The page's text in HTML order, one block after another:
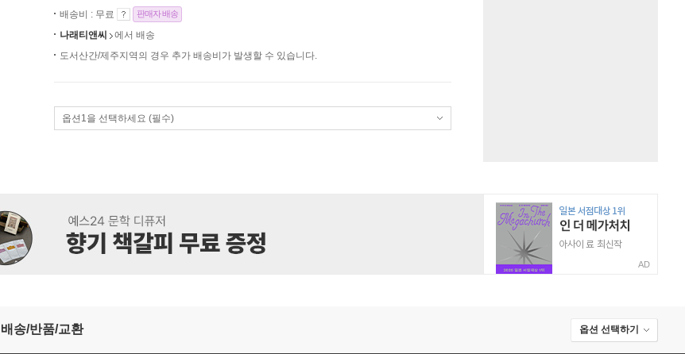
배송비 : 무료 판매자 배송
나래티앤씨
에서 배송
도서산간/제주지역의 경우 추가 배송비가 발생할 수 있습니다.
옵션1을 선택하세요 (필수)
AD
배송/반품/교환 옵션 선택하기